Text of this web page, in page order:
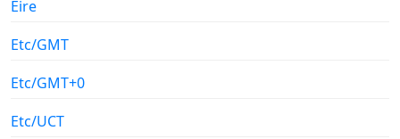
Eire
Etc/GMT
Etc/GMT+0
Etc/UCT